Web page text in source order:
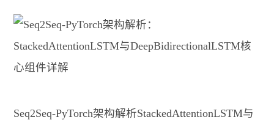
Seq2Seq-PyTorch架构解析StackedAttentionLSTM与